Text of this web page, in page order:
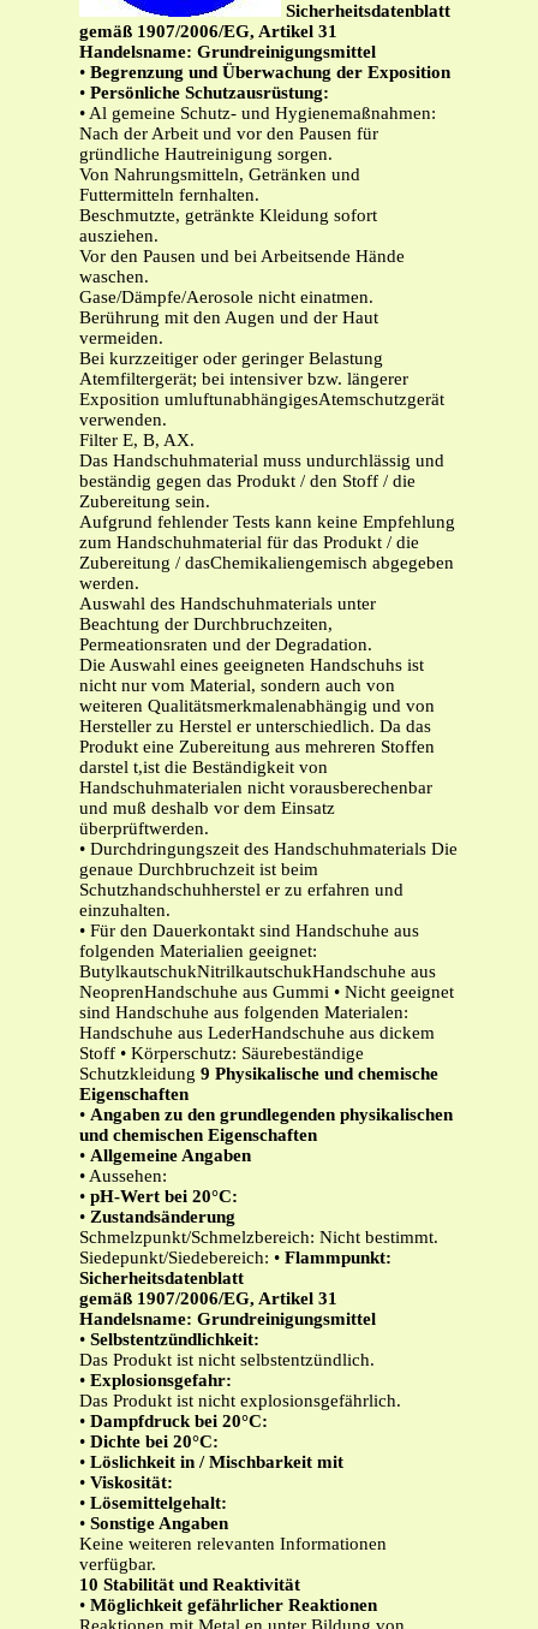
Sicherheitsdatenblatt
gemäß 1907/2006/EG, Artikel 31
Handelsname: Grundreinigungsmittel
• Begrenzung und Überwachung der Exposition
• Persönliche Schutzausrüstung:
• Al gemeine Schutz- und Hygienemaßnahmen:
Nach der Arbeit und vor den Pausen für
gründliche Hautreinigung sorgen.
Von Nahrungsmitteln, Getränken und
Futtermitteln fernhalten.
Beschmutzte, getränkte Kleidung sofort
ausziehen.
Vor den Pausen und bei Arbeitsende Hände
waschen.
Gase/Dämpfe/Aerosole nicht einatmen.
Berührung mit den Augen und der Haut
vermeiden.
Bei kurzzeitiger oder geringer Belastung
Atemfiltergerät; bei intensiver bzw. längerer
Exposition umluftunabhängigesAtemschutzgerät
verwenden.
Filter E, B, AX.
Das Handschuhmaterial muss undurchlässig und
beständig gegen das Produkt / den Stoff / die
Zubereitung sein.
Aufgrund fehlender Tests kann keine Empfehlung
zum Handschuhmaterial für das Produkt / die
Zubereitung / dasChemikaliengemisch abgegeben
werden.
Auswahl des Handschuhmaterials unter
Beachtung der Durchbruchzeiten,
Permeationsraten und der Degradation.
Die Auswahl eines geeigneten Handschuhs ist
nicht nur vom Material, sondern auch von
weiteren Qualitätsmerkmalenabhängig und von
Hersteller zu Herstel er unterschiedlich. Da das
Produkt eine Zubereitung aus mehreren Stoffen
darstel t,ist die Beständigkeit von
Handschuhmaterialen nicht vorausberechenbar
und muß deshalb vor dem Einsatz
überprüftwerden.
• Durchdringungszeit des Handschuhmaterials Die
genaue Durchbruchzeit ist beim
Schutzhandschuhherstel er zu erfahren und
einzuhalten.
• Für den Dauerkontakt sind Handschuhe aus
folgenden Materialien geeignet:
ButylkautschukNitrilkautschukHandschuhe aus
NeoprenHandschuhe aus Gummi • Nicht geeignet
sind Handschuhe aus folgenden Materialen:
Handschuhe aus LederHandschuhe aus dickem
Stoff • Körperschutz: Säurebeständige
Schutzkleidung 9 Physikalische und chemische
Eigenschaften
• Angaben zu den grundlegenden physikalischen
und chemischen Eigenschaften
• Allgemeine Angaben
• Aussehen:
• pH-Wert bei 20°C:
• Zustandsänderung
Schmelzpunkt/Schmelzbereich: Nicht bestimmt.
Siedepunkt/Siedebereich: • Flammpunkt:
Sicherheitsdatenblatt
gemäß 1907/2006/EG, Artikel 31
Handelsname: Grundreinigungsmittel
• Selbstentzündlichkeit:
Das Produkt ist nicht selbstentzündlich.
• Explosionsgefahr:
Das Produkt ist nicht explosionsgefährlich.
• Dampfdruck bei 20°C:
• Dichte bei 20°C:
• Löslichkeit in / Mischbarkeit mit
• Viskosität:
• Lösemittelgehalt:
• Sonstige Angaben
Keine weiteren relevanten Informationen
verfügbar.
10 Stabilität und Reaktivität
• Möglichkeit gefährlicher Reaktionen